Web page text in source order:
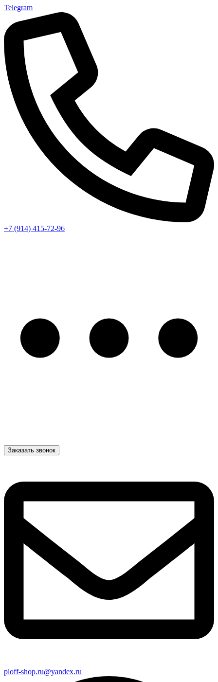
Telegram
+7 (914) 415-72-96
Заказать звонок
ploff-shop.ru@yandex.ru